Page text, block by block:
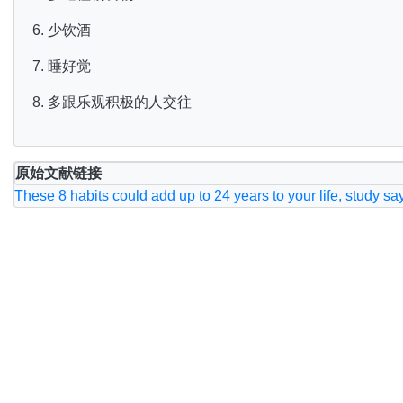
6. 少饮酒
7. 睡好觉
8. 多跟乐观积极的人交往
原始文献链接
These 8 habits could add up to 24 years to your life, study